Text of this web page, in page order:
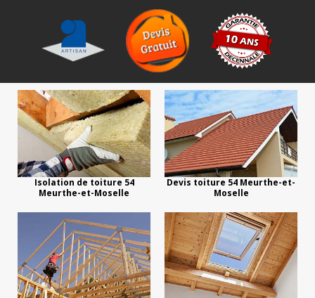
Isolation de toiture 54
Meurthe-et-Moselle
Devis toiture 54 Meurthe-et-
Moselle